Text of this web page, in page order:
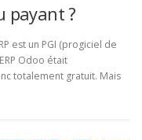
payant ?
est un PGI (progiciel de
Odoo était
totalement gratuit. Mais